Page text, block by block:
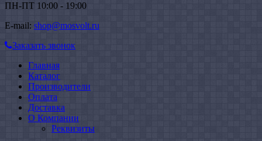
ПН-ПТ 10:00 - 19:00
E-mail: shop@mosvolt.ru
Заказать звонок
Главная
Каталог
Производители
Оплата
Доставка
О Компании
Реквизиты